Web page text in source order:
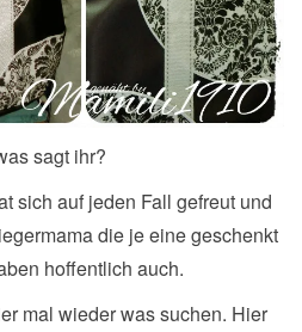
sagt ihr?
sich auf jeden Fall gefreut und
die je eine geschenkt
hoffentlich auch.
mal wieder was suchen. Hier